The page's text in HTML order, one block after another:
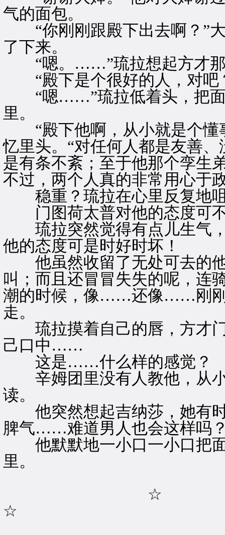
气的面包。
“你刚刚跟殿下出去啊？”大
了下来。
“嗯。……”琉拉想起方才那
“殿下是个很好的人，对吧
“嗯……”琉拉低着头，把面
里。
“殿下他啊，从小就是个懂
忆里头。“对任何人都是友善
是有条不紊；至于他那个孪生
不过，两个人真的非常用心
稳重？琉拉在心里反复地
门图荷太普对他的态度可
琉拉突然觉得有点儿生气，
他的态度可是时好时坏！
他虽然收留了无处可去的他
叫；而且还冒冒失失的呢，连
潮的时候，像……还像……刚刚
走。
琉拉摸着自己的唇，方才门
己口中……
这是……什么样的感觉？
辛姆团里没有人教他，从小
读。
他突然想起吉纳莎，她有时
脾气……难道男人也会这样吗
他默默地一小口一小口把面
里。
☆
☆